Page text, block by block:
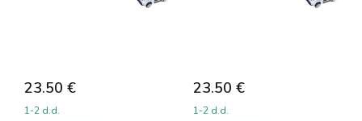
23.50 €
1-2 d.d.
23.50 €
1-2 d.d.